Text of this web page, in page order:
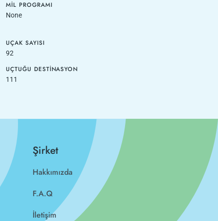
MIL PROGRAMI
None
UÇAK SAYISI
92
UÇTUĞU DESTINASYON
111
Şirket
Hakkımızda
F.A.Q
İletişim